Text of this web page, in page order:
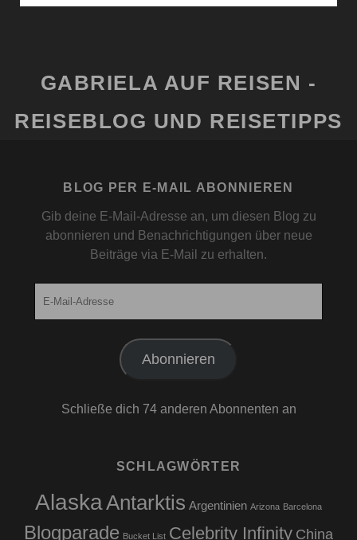
SEE
GABRIELA AUF REISEN -
REISEBLOG UND REISETIPPS
BLOG PER E-MAIL ABONNIEREN
Gib deine E-Mail-Adresse an, um diesen Blog zu
abonnieren und Benachrichtigungen über neue
Beiträge via E-Mail zu erhalten.
Abonnieren
Schließe dich 74 anderen Abonnenten an
SCHLAGWÖRTER
AlaskaAntarktis Argentinien Arizona Barcelona
Blogparade Bucket List Celebrity Infinity China